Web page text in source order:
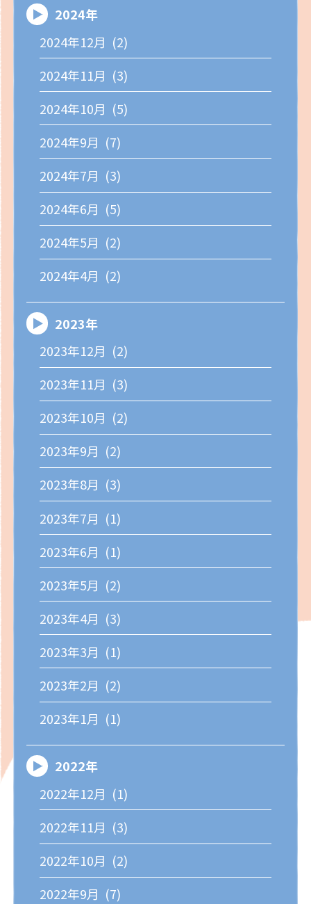
2024年
2024年12月 (2)
2024年11月 (3)
2024年10月 (5)
2024年9月 (7)
2024年7月 (3)
2024年6月 (5)
2024年5月 (2)
2024年4月 (2)
2023年
2023年12月 (2)
2023年11月 (3)
2023年10月 (2)
2023年9月 (2)
2023年8月 (3)
2023年7月 (1)
2023年6月 (1)
2023年5月 (2)
2023年4月 (3)
2023年3月 (1)
2023年2月 (2)
2023年1月 (1)
2022年
2022年12月 (1)
2022年11月 (3)
2022年10月 (2)
2022年9月 (7)